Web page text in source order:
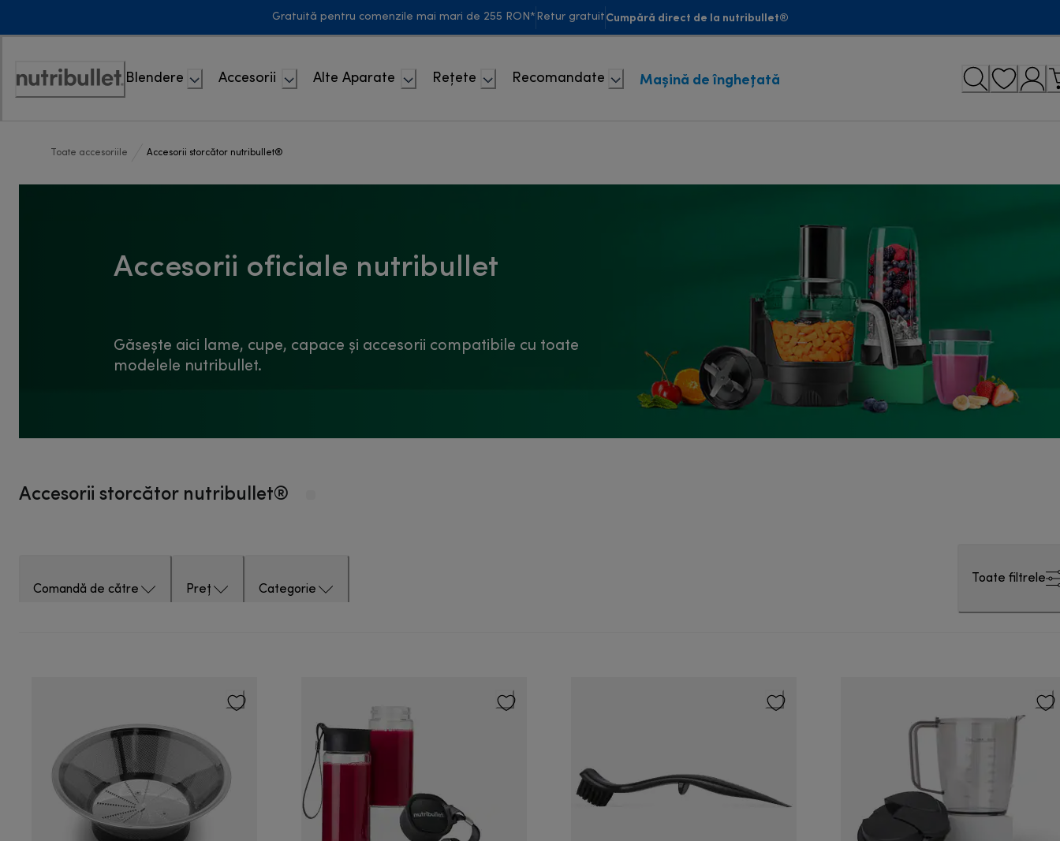
Gratuită pentru comenzile mai mari de 255 RON* Retur gratuit Cumpără direct de la nutribullet®
Accessibility
Blendere Accesorii Alte Aparate Rețete Recomandate Mașină de înghețată
Toate accesoriile Accesorii storcător nutribullet®
Accesorii oficiale nutribullet
Găsește aici lame, cupe, capace și accesorii compatibile cu toate
modelele nutribullet.
Accesorii storcător nutribullet®
Comandă de către Preț Categorie
Toate filtrele